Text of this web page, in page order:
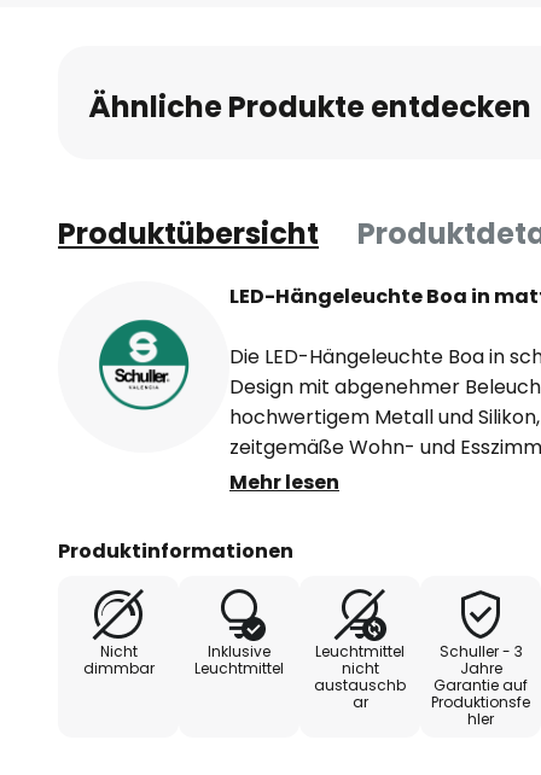
Bildgalerie
springen
Ähnliche Produkte entdecken
Produktübersicht
LED-Hängeleuchte Boa in
Die LED-Hängeleuchte Boa in
Design mit abgenehmer
hochwertigem Metall und
zeitgemäße Wohn- und
Lichtquelle, die hinter einer
energiesparendes und
schafft. Die warmweiße
zu einer behaglichen Stimmung
Mehr lesen
Produktinformationen
Nicht
dimmbar
Inklusive
Leuchtmittel
Leuchtmittel
nicht
austauschb
ar
Schuller - 3
Jahre
Garantie auf
Produktionsfe
hler